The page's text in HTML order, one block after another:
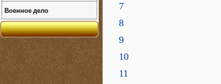
7
8
9
10
11
Военное дело